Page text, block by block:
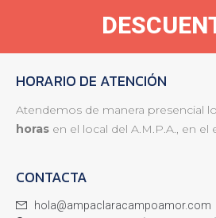
HORARIO DE ATENCIÓN
Atendemos de manera presencial
horas en el local del A.M.P.A., en el
CONTACTA
hola@ampaclaracampoamor.com